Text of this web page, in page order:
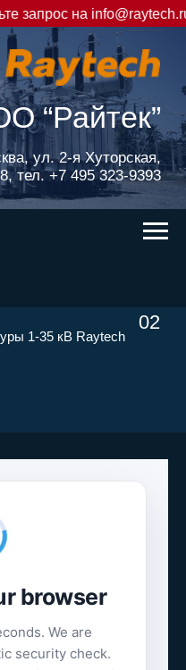
запрос на info@raytech.ru
323-9393